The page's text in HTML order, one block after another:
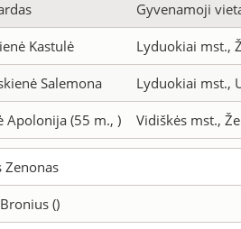
Gyvenamoji
Kastulė Lyduokiai mst.,
Salemona Lyduokiai mst.,
Apolonija (55 m., ) Vidiškės mst.,
Zenonas
()